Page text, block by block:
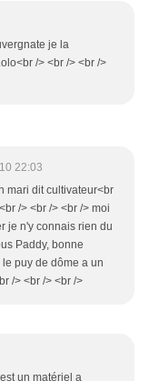
je la
/> <br /> <br />
22:03
mari dit cultivateur<br
/> <br /> <br /> moi
je n'y connais rien du
Paddy, bonne
puy de dôme a un
/> <br /> <br />
un matériel a